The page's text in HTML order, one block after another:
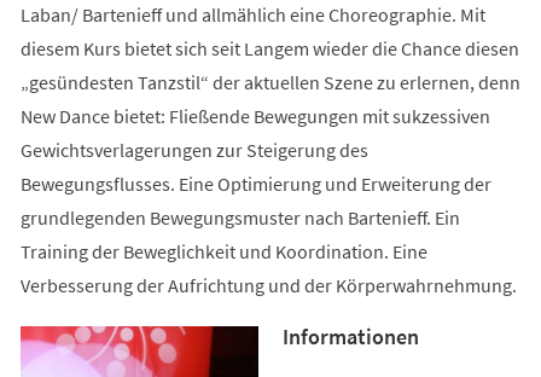
Laban/ Bartenieff und allmählich eine Choreographie. Mit
diesem Kurs bietet sich seit Langem wieder die Chance diesen
„gesündesten Tanzstil“ der aktuellen Szene zu erlernen, denn
New Dance bietet: Fließende Bewegungen mit sukzessiven
Gewichtsverlagerungen zur Steigerung des
Bewegungsflusses. Eine Optimierung und Erweiterung der
grundlegenden Bewegungsmuster nach Bartenieff. Ein
Training der Beweglichkeit und Koordination. Eine
Verbesserung der Aufrichtung und der Körperwahrnehmung.
Informationen